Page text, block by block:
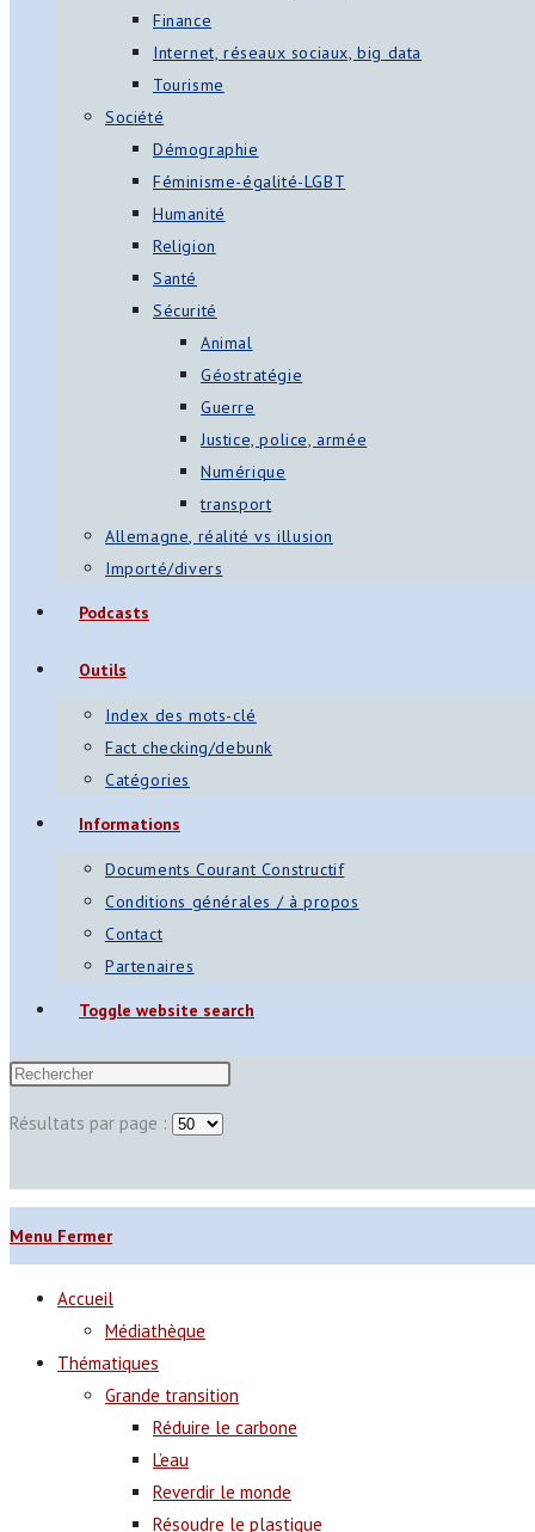
Finance
Internet, réseaux sociaux, big data
Tourisme
Société
Démographie
Féminisme-égalité-LGBT
Humanité
Religion
Santé
Sécurité
Animal
Géostratégie
Guerre
Justice, police, armée
Numérique
transport
Allemagne, réalité vs illusion
Importé/divers
Podcasts
Outils
Index des mots-clé
Fact checking/debunk
Catégories
Informations
Documents Courant Constructif
Conditions générales / à propos
Contact
Partenaires
Toggle website search
Résultats par page :
Menu Fermer
Accueil
Médiathèque
Thématiques
Grande transition
Réduire le carbone
L’eau
Reverdir le monde
Résoudre le plastique